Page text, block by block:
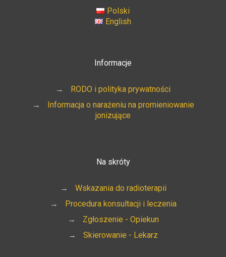
Polski
English
Informacje
→
RODO i polityka prywatności
→
Informacja o narażeniu na promieniowanie
jonizujące
Na skróty
→
Wskazania do radioterapii
→
Procedura konsultacji i leczenia
→
Zgłoszenie - Opiekun
→
Skierowanie - Lekarz